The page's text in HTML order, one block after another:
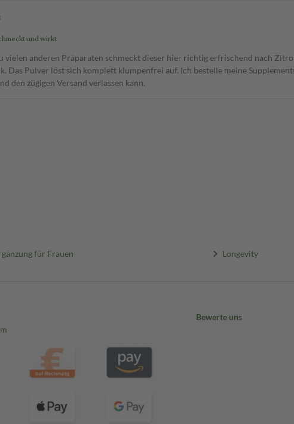
und wirkt
vielen anderen Präparaten schmeckt dieser hier richtig erfrischend nach
Das Pulver löst sich komplett klumpenfrei auf. Ich bestelle meine
den zügigen Versand verlassen kann.
für Frauen Longevity
Bewerte uns